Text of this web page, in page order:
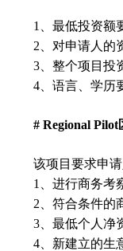
1
、最低投资额
2、对申请人的
3、整个项目投
4 、语言、学历
# Regional Pilot
该项目要求申
1
、进行商务考
2 、符合条件的
3 、最低个人净
4 、新建立的生